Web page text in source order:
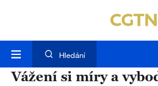
Hledání
Vážení si míry a